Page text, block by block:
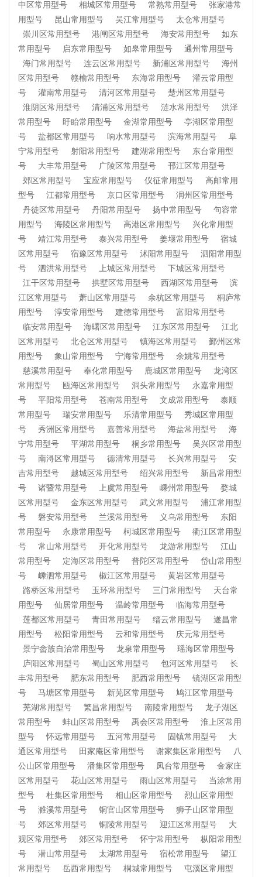
中区常用型号
相城区常用型号 常熟常用型号
张家港常
用型号
昆山常用型号 吴江常用型号
太仓常用型号
崇川区常用型号
港闸区常用型号 海安常用型号
如东
常用型号
启东常用型号 如皋常用型号
通州常用型号
海门常用型号
连云区常用型号 新浦区常用型号
海州
区常用型号
赣榆常用型号 东海常用型号
灌云常用型
号
灌南常用型号 清河区常用型号
楚州区常用型号
淮阴区常用型号
清浦区常用型号 涟水常用型号
洪泽
常用型号
盱眙常用型号 金湖常用型号
亭湖区常用型
号
盐都区常用型号 响水常用型号 滨海常用型号
阜
宁常用型号
射阳常用型号 建湖常用型号
东台常用型
号
大丰常用型号 广陵区常用型号
邗江区常用型号
郊区常用型号
宝应常用型号 仪征常用型号
高邮常用
型号
江都常用型号 京口区常用型号
润州区常用型号
丹徒区常用型号
丹阳常用型号 扬中常用型号
句容常
用型号
海陵区常用型号 高港区常用型号
兴化常用型
号
靖江常用型号 泰兴常用型号 姜堰常用型号
宿城
区常用型号
宿豫区常用型号 沭阳常用型号
泗阳常用型
号
泗洪常用型号 上城区常用型号
下城区常用型号
江干区常用型号
拱墅区常用型号 西湖区常用型号
滨
江区常用型号
萧山区常用型号 余杭区常用型号
桐庐常
用型号
淳安常用型号 建德常用型号
富阳常用型号
临安常用型号
海曙区常用型号 江东区常用型号
江北
区常用型号
北仑区常用型号 镇海区常用型号
鄞州区常
用型号
象山常用型号 宁海常用型号
余姚常用型号
慈溪常用型号
奉化常用型号 鹿城区常用型号
龙湾区
常用型号
瓯海区常用型号 洞头常用型号
永嘉常用型
号
平阳常用型号 苍南常用型号 文成常用型号
泰顺
常用型号
瑞安常用型号 乐清常用型号
秀城区常用型
号
秀洲区常用型号 嘉善常用型号 海盐常用型号
海
宁常用型号
平湖常用型号 桐乡常用型号
吴兴区常用型
号
南浔区常用型号 德清常用型号 长兴常用型号
安
吉常用型号
越城区常用型号 绍兴常用型号
新昌常用型
号
诸暨常用型号 上虞常用型号 嵊州常用型号
婺城
区常用型号
金东区常用型号 武义常用型号
浦江常用型
号
磐安常用型号 兰溪常用型号 义乌常用型号
东阳
常用型号
永康常用型号 柯城区常用型号
衢江区常用型
号
常山常用型号 开化常用型号 龙游常用型号
江山
常用型号
定海区常用型号 普陀区常用型号
岱山常用型
号
嵊泗常用型号 椒江区常用型号
黄岩区常用型号
路桥区常用型号
玉环常用型号 三门常用型号
天台常
用型号
仙居常用型号 温岭常用型号
临海常用型号
莲都区常用型号
青田常用型号 缙云常用型号
遂昌常
用型号
松阳常用型号 云和常用型号
庆元常用型号
景宁畲族自治常用型号
龙泉常用型号
瑶海区常用型号
庐阳区常用型号
蜀山区常用型号 包河区常用型号
长
丰常用型号
肥东常用型号 肥西常用型号
镜湖区常用型
号
马塘区常用型号 新芜区常用型号
鸠江区常用型号
芜湖常用型号
繁昌常用型号 南陵常用型号
龙子湖区
常用型号
蚌山区常用型号 禹会区常用型号
淮上区常用
型号
怀远常用型号 五河常用型号 固镇常用型号
大
通区常用型号
田家庵区常用型号 谢家集区常用型号
八
公山区常用型号
潘集区常用型号 凤台常用型号
金家庄
区常用型号
花山区常用型号 雨山区常用型号
当涂常用
型号
杜集区常用型号 相山区常用型号
烈山区常用型
号
濉溪常用型号 铜官山区常用型号
狮子山区常用型
号
郊区常用型号 铜陵常用型号 迎江区常用型号
大
观区常用型号
郊区常用型号 怀宁常用型号
枞阳常用型
号
潜山常用型号 太湖常用型号 宿松常用型号
望江
常用型号
岳西常用型号 桐城常用型号 屯溪区常用型